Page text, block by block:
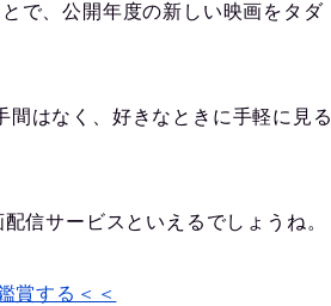
で、公開年度の新しい映画をタダ
はなく、好きなときに手軽に見る
信サービスといえるでしょうね。
賞する＜＜